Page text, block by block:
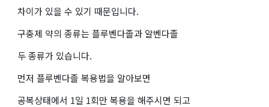
차이가 있을 수 있기 때문입니다.
구충제 약의 종류는 플루벤다졸과 알벤다졸
두 종류가 있습니다.
먼저 플루벤다졸 복용법을 알아보면
공복상태에서 1일 1회만 복용을 해주시면 되고